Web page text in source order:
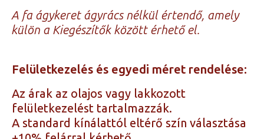
A fa ágykeret ágyrács nélkül értendő, amely
külön a Kiegészítők között érhető el.
Felületkezelés és egyedi méret rendelése:
Az árak az olajos vagy lakkozott
felületkezelést tartalmazzák.
A standard kínálattól eltérő szín választása